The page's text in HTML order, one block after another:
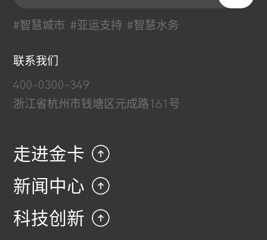
#智慧城市 #亚运支持 #智慧水务
联系我们
400-0300-349
浙江省杭州市钱塘区元成路161号
走进金卡
新闻中心
科技创新